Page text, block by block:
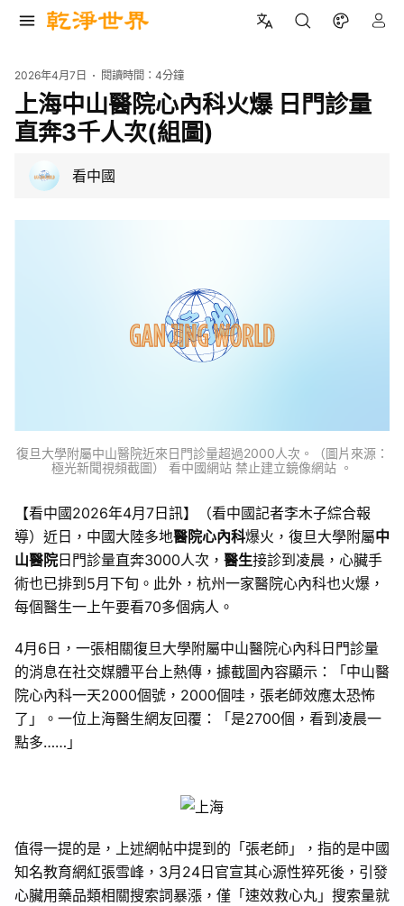
2026年4月7日 閱讀時間：4分鐘
上海中山醫院心內科火爆 日門診量
直奔3千人次(組圖)
看中國
復旦大學附屬中山醫院近來日門診量超過2000人次。（圖片來源：
極光新聞視頻截圖） 看中國網站 禁止建立鏡像網站 。
【看中國2026年4月7日訊】（看中國記者李木子綜合報
導）近日，中國大陸多地醫院心內科爆火，復旦大學附屬中
山醫院日門診量直奔3000人次， 醫生接診到凌晨，心臟手
術也已排到5月下旬。此外，杭州一家醫院心內科也火爆，
每個醫生一上午要看70多個病人。
4月6日，一張相關復旦大學附屬中山醫院心內科日門診量
的消息在社交媒體平台上熱傳，據截圖內容顯示：「中山醫
院心內科一天2000個號，2000個哇，張老師效應太恐怖
了」。一位上海醫生網友回覆：「是2700個，看到凌晨一
點多……」
值得一提的是，上述網帖中提到的「張老師」，指的是中國
知名教育網紅張雪峰，3月24日官宣其心源性猝死後，引發
心臟用藥品類相關搜索詞暴漲，僅「速效救心丸」搜索量就